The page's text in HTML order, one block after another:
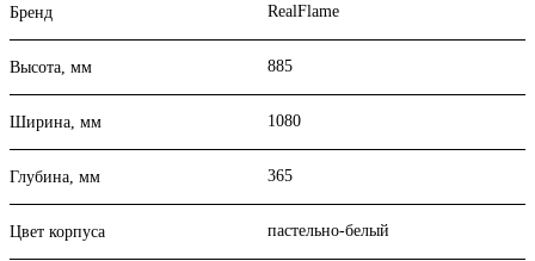
Бренд RealFlame
Высота, мм 885
Ширина, мм 1080
Глубина, мм 365
Цвет корпуса пастельно-белый